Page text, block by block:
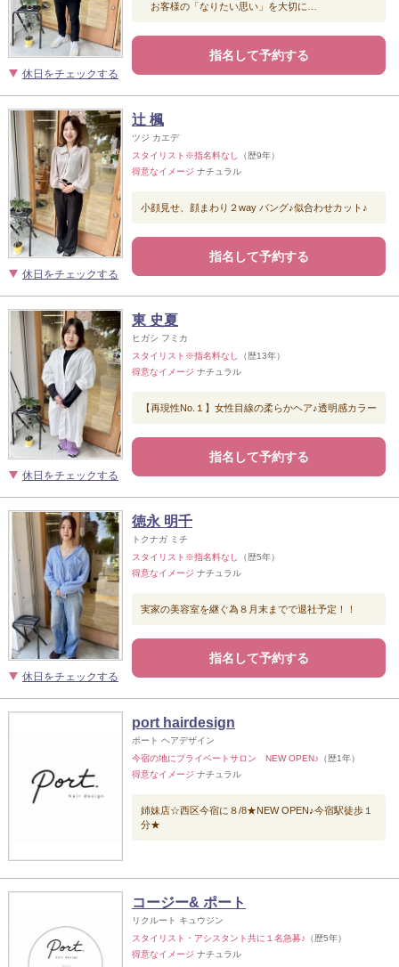
休日をチェックする
お客様の「なりたい思い」を大切に…
指名して予約する
休日をチェックする
辻 楓
ツジ カエデ
スタイリスト※指名料なし
（歴9年）
得意なイメージ ナチュラル
小顔見せ、顔まわり２way バング♪似合わせカット♪
指名して予約する
休日をチェックする
東 史夏
ヒガシ フミカ
スタイリスト※指名料なし （歴13年）
得意なイメージ ナチュラル
【再現性No.１】女性目線の柔らかヘア♪透明感カラー
指名して予約する
休日をチェックする
徳永 明千
トクナガ ミチ
スタイリスト※指名料なし
（歴5年）
得意なイメージ ナチュラル
実家の美容室を継ぐ為８月末までで退社予定！！
指名して予約する
port hairdesign
ポート ヘアデザイン
今宿の地にプライベートサロン NEW OPEN♪ （歴1年）
得意なイメージ ナチュラル
姉妹店☆西区今宿に８/8★NEW OPEN♪今宿駅徒歩１
分★
コージー& ポート
リクルート キュウジン
スタイリスト・アシスタント共に１名急募♪ （歴5年）
得意なイメージ ナチュラル